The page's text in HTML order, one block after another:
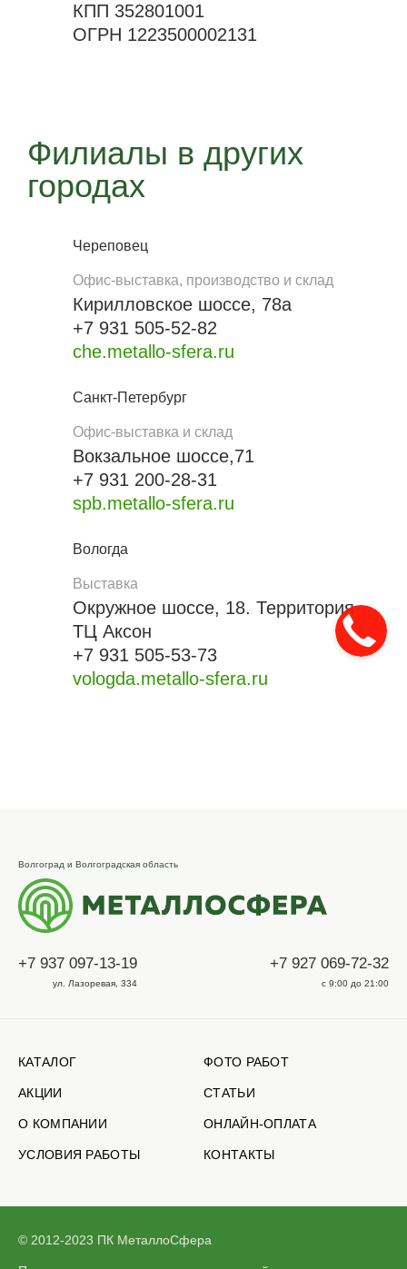
КПП 352801001
ОГРН 1223500002131
Филиалы в других
городах
Череповец
Офис-выставка, производство и склад
Кирилловское шоссе, 78а
+7 931 505-52-82
che.metallo-sfera.ru
Санкт-Петербург
Офис-выставка и склад
Вокзальное шоссе,71
+7 931 200-28-31
spb.metallo-sfera.ru
Вологда
Выставка
Окружное шоссе, 18. Территория
ТЦ Аксон
+7 931 505-53-73
vologda.metallo-sfera.ru
Волгоград и Волгоградская область
+7 937 097-13-19
ул. Лазоревая, 334
+7 927 069-72-32
с 9:00 до 21:00
КАТАЛОГ
АКЦИИ
О КОМПАНИИ
УСЛОВИЯ РАБОТЫ
ФОТО РАБОТ
СТАТЬИ
ОНЛАЙН-ОПЛАТА
КОНТАКТЫ
© 2012-2023 ПК МеталлоСфера